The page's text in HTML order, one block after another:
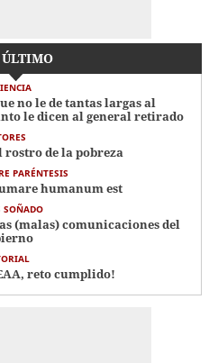
no le de tantas largas al
le dicen al general retirado
rostro de la pobreza
PARÉNTESIS
humanum est
SOÑADO
(malas) comunicaciones del
reto cumplido!